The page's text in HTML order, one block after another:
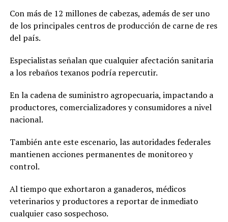
Con más de 12 millones de cabezas, además de ser uno
de los principales centros de producción de carne de res
del país.
Especialistas señalan que cualquier afectación sanitaria
a los rebaños texanos podría repercutir.
En la cadena de suministro agropecuaria, impactando a
productores, comercializadores y consumidores a nivel
nacional.
También ante este escenario, las autoridades federales
mantienen acciones permanentes de monitoreo y
control.
Al tiempo que exhortaron a ganaderos, médicos
veterinarios y productores a reportar de inmediato
cualquier caso sospechoso.